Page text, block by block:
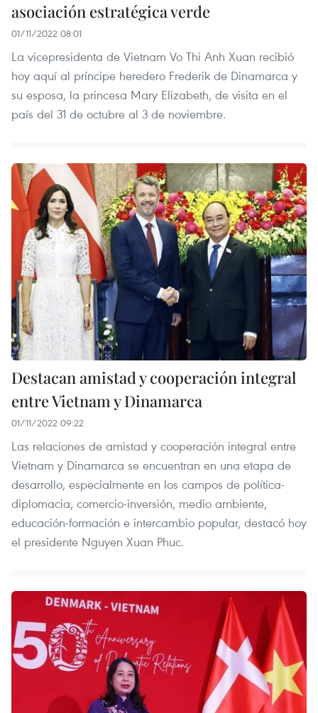
asociación estratégica verde
01/11/2022 08:01
La vicepresidenta de Vietnam Vo Thi Anh Xuan recibió
hoy aquí al príncipe heredero Frederik de Dinamarca y
su esposa, la princesa Mary Elizabeth, de visita en el
país del 31 de octubre al 3 de noviembre.
Destacan amistad y cooperación integral
entre Vietnam y Dinamarca
01/11/2022 09:22
Las relaciones de amistad y cooperación integral entre
Vietnam y Dinamarca se encuentran en una etapa de
desarrollo, especialmente en los campos de política-
diplomacia, comercio-inversión, medio ambiente,
educación-formación e intercambio popular, destacó hoy
el presidente Nguyen Xuan Phuc.